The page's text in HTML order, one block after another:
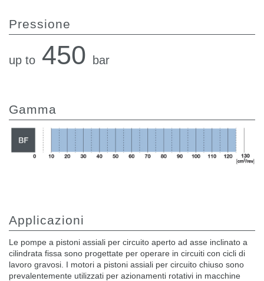
Pressione
up to 450 bar
Gamma
Applicazioni
Le pompe a pistoni assiali per circuito aperto ad asse inclinato a
cilindrata fissa sono progettate per operare in circuiti con cicli di
lavoro gravosi. I motori a pistoni assiali per circuito chiuso sono
prevalentemente utilizzati per azionamenti rotativi in macchine